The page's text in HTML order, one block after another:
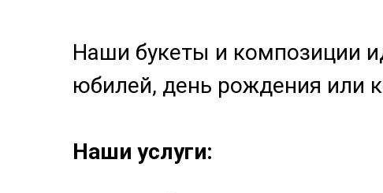
Наши букеты и композиции
юбилей, день рождения или
Наши услуги: